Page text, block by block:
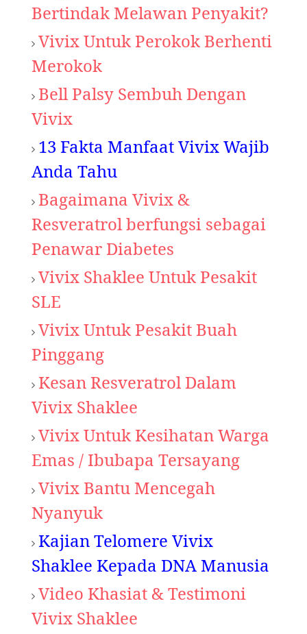
Bertindak Melawan Penyakit?
Vivix Untuk Perokok Berhenti
Merokok
Bell Palsy Sembuh Dengan
Vivix
13 Fakta Manfaat Vivix Wajib
Anda Tahu
Bagaimana Vivix &
Resveratrol berfungsi sebagai
Penawar Diabetes
Vivix Shaklee Untuk Pesakit
SLE
Vivix Untuk Pesakit Buah
Pinggang
Kesan Resveratrol Dalam
Vivix Shaklee
Vivix Untuk Kesihatan Warga
Emas / Ibubapa Tersayang
Vivix Bantu Mencegah
Nyanyuk
Kajian Telomere Vivix
Shaklee Kepada DNA Manusia
Video Khasiat & Testimoni
Vivix Shaklee